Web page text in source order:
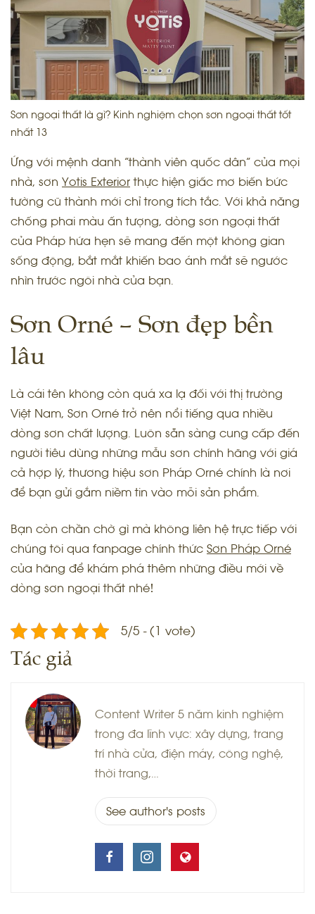
Sơn ngoại thất là gì? Kinh nghiệm chọn sơn ngoại thất tốt
nhất 13
Ứng với mệnh danh “thành viên quốc dân” của mọi
nhà, sơn Yotis Exteriorthực hiện giấc mơ biến bức
tường cũ thành mới chỉ trong tích tắc. Với khả năng
chống phai màu ấn tượng, dòng sơn ngoại thất
của Pháp hứa hẹn sẽ mang đến một không gian
sống động, bắt mắt khiến bao ánh mắt sẽ ngước
nhìn trước ngôi nhà của bạn.
Sơn Orné – Sơn đẹp bền
lâu
Là cái tên không còn quá xa lạ đối với thị trường
Việt Nam, Sơn Orné trở nên nổi tiếng qua nhiều
dòng sơn chất lượng. Luôn sẵn sàng cung cấp đến
người tiêu dùng những mẫu sơn chính hãng với giá
cả hợp lý, thương hiệu sơn Pháp Orné chính là nơi
để bạn gửi gắm niềm tin vào mỗi sản phẩm.
Bạn còn chần chờ gì mà không liên hệ trực tiếp với
chúng tôi qua fanpage chính thức Sơn Pháp Orné
của hãng để khám phá thêm những điều mới về
dòng sơn ngoại thất nhé!
5/5 - (1 vote)
Tác giả
Content Writer 5 năm kinh nghiệm
trong đa lĩnh vực: xây dựng, trang
trí nhà cửa, điện máy, công nghệ,
thời trang,…
See author's posts